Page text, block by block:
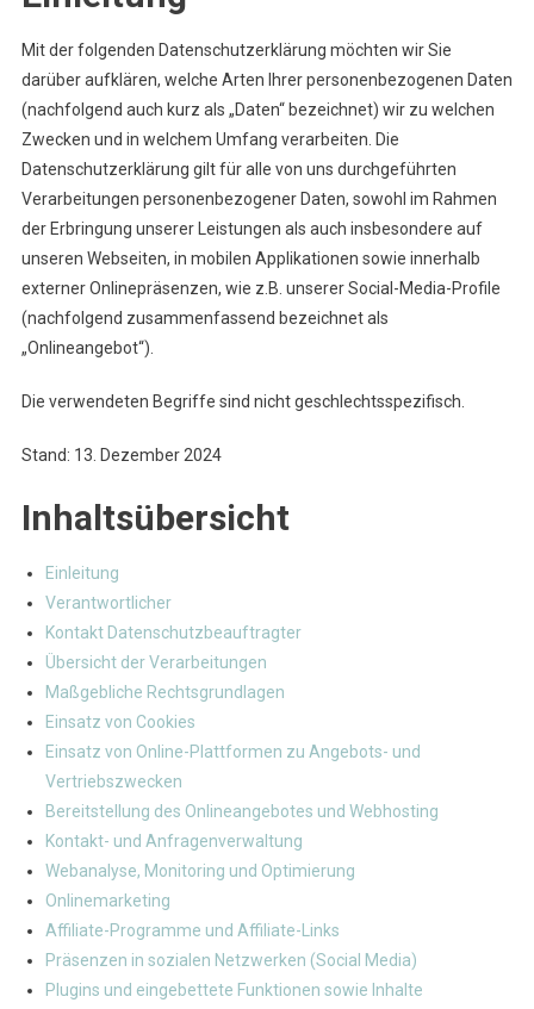
Mit der folgenden Datenschutzerklärung möchten wir Sie
darüber aufklären, welche Arten Ihrer personenbezogenen Daten
(nachfolgend auch kurz als „Daten“ bezeichnet) wir zu welchen
Zwecken und in welchem Umfang verarbeiten. Die
Datenschutzerklärung gilt für alle von uns durchgeführten
Verarbeitungen personenbezogener Daten, sowohl im Rahmen
der Erbringung unserer Leistungen als auch insbesondere auf
unseren Webseiten, in mobilen Applikationen sowie innerhalb
externer Onlinepräsenzen, wie z.B. unserer Social-Media-Profile
(nachfolgend zusammenfassend bezeichnet als
„Onlineangebot“).
Die verwendeten Begriffe sind nicht geschlechtsspezifisch.
Stand: 13. Dezember 2024
Inhaltsübersicht
Einleitung
Verantwortlicher
Kontakt Datenschutzbeauftragter
Übersicht der Verarbeitungen
Maßgebliche Rechtsgrundlagen
Einsatz von Cookies
Einsatz von Online-Plattformen zu Angebots- und
Vertriebszwecken
Bereitstellung des Onlineangebotes und Webhosting
Kontakt- und Anfragenverwaltung
Webanalyse, Monitoring und Optimierung
Onlinemarketing
Affiliate-Programme und Affiliate-Links
Präsenzen in sozialen Netzwerken (Social Media)
Plugins und eingebettete Funktionen sowie Inhalte